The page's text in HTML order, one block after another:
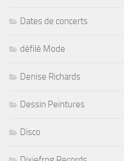
Dates de concerts
défilé Mode
Denise Richards
Dessin Peintures
Disco